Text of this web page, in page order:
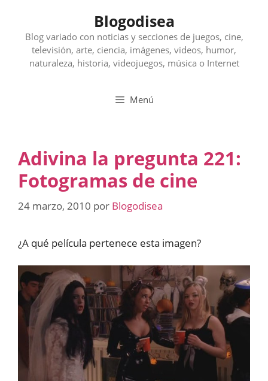
contenido
Blogodisea
Blog variado con noticias y secciones de juegos, cine,
televisión, arte, ciencia, imágenes, videos, humor,
naturaleza, historia, videojuegos, música o Internet
Menú
Adivina la pregunta 221:
Fotogramas de cine
24 marzo, 2010 por Blogodisea
¿A qué película pertenece esta imagen?